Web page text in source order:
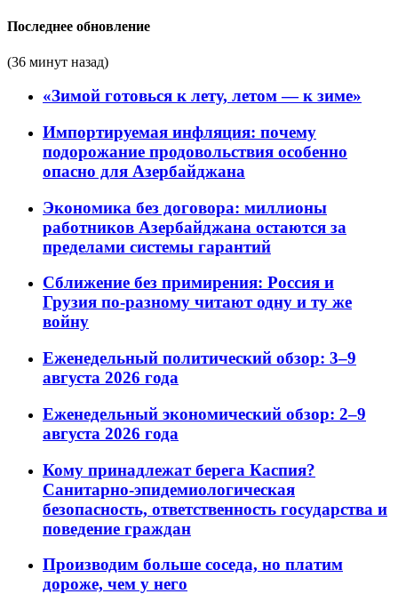
Последнее обновление
(36 минут назад)
«Зимой готовься к лету, летом — к зиме»
Импортируемая инфляция: почему
подорожание продовольствия особенно
опасно для Азербайджана
Экономика без договора: миллионы
работников Азербайджана остаются за
пределами системы гарантий
Сближение без примирения: Россия и
Грузия по-разному читают одну и ту же
войну
Еженедельный политический обзор: 3–9
августа 2026 года
Еженедельный экономический обзор: 2–9
августа 2026 года
Кому принадлежат берега Каспия?
Санитарно-эпидемиологическая
безопасность, ответственность государства и
поведение граждан
Производим больше соседа, но платим
дороже, чем у него